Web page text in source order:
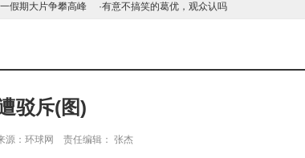
假期大片争攀高峰 ·有意不搞笑的葛优，观众认吗
驳斥(图)
：环球网 责任编辑： 张杰